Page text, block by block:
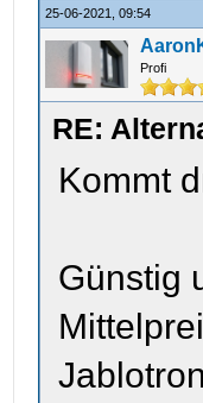
25-06-2021, 09:54
Profi
RE:
Kommt
Günstig